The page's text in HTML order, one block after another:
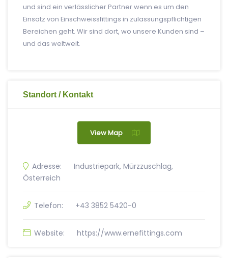
und sind ein verlässlicher Partner wenn es um den
Einsatz von Einschweissfittings in zulassungspflichtigen
Bereichen geht. Wir sind dort, wo unsere Kunden sind –
und das weltweit.
Standort / Kontakt
View Map
Adresse:
Industriepark, Mürzzuschlag,
Österreich
Telefon: +43 3852 5420-0
Website: https://www.ernefittings.com